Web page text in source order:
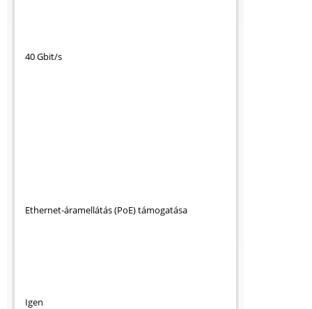
40 Gbit/s
Ethernet-áramellátás (PoE) támogatása
Igen